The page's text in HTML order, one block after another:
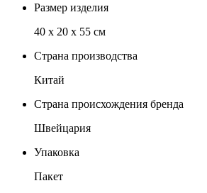
Размер изделия
40 x 20 x 55 см
Страна производства
Китай
Страна происхождения бренда
Швейцария
Упаковка
Пакет